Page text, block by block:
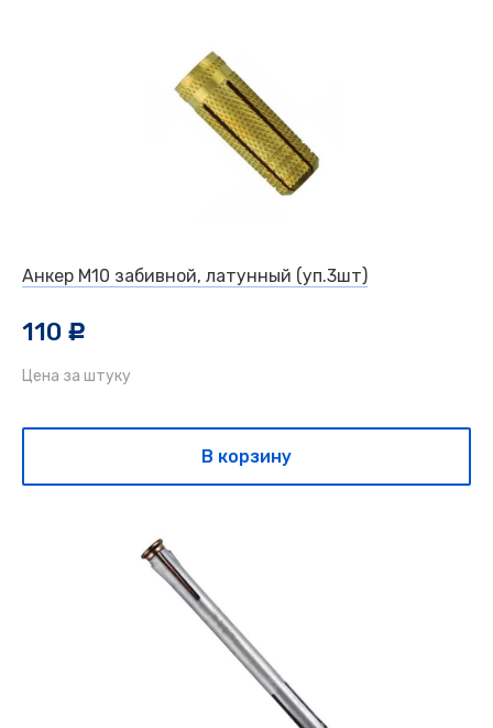
Анкер М10 забивной, латунный (уп.3шт)
110 c
Цена за штуку
В корзину